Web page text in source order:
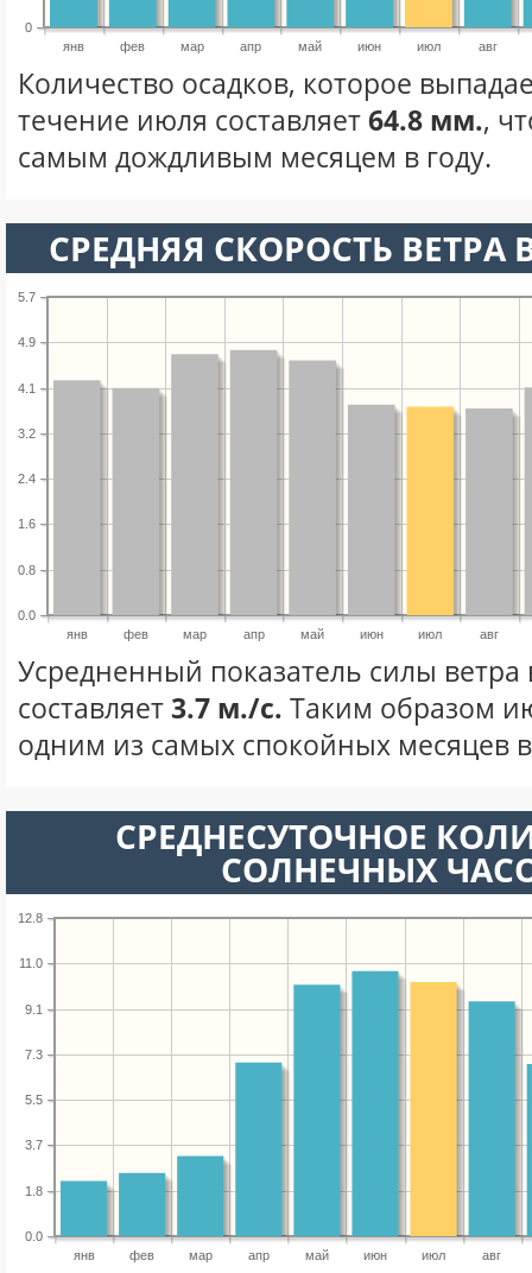
янв фев мар апр май июн июл авг
0
Количество осадков, которое
течение июля составляет64.8 мм.,
самым дождливым месяцем в году.
СРЕДНЯЯ СКОРОСТЬ
янв фев мар апр май июн июл авг
0.0
0.8
1.6
2.4
3.2
4.1
4.9
5.7
Усредненный показатель силы
составляет3.7 м./с. Таким образом
одним из самых спокойных месяцев
СРЕДНЕСУТОЧНОЕ
СОЛНЕЧНЫХ
янв фев мар апр май июн июл авг
0.0
1.8
3.7
5.5
7.3
9.1
11.0
12.8